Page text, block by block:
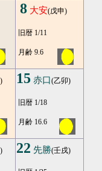
8 大安(戊申)
旧暦 1/11
月齢 9.6
15 赤口(乙卯)
旧暦 1/18
月齢 16.6
22 先勝(壬戌)